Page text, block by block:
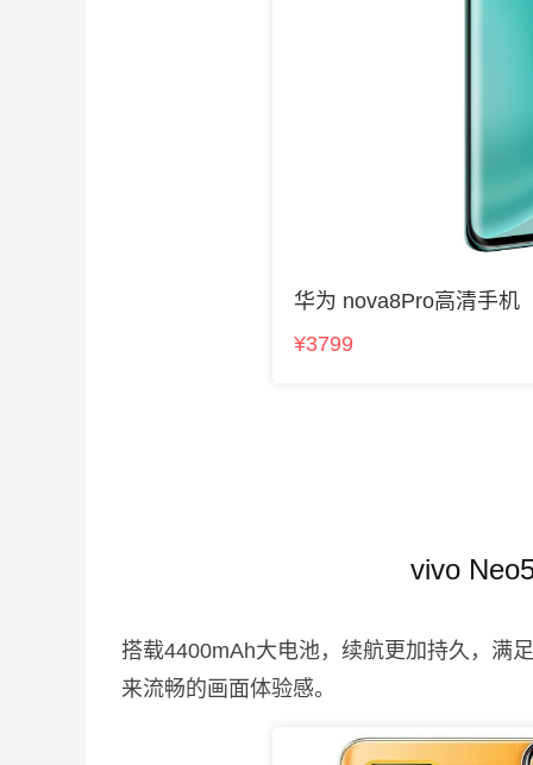
华为 nova8Pro高清手机
¥3799
vivo
搭载4400mAh大电池，续航更加持久，满
来流畅的画面体验感。